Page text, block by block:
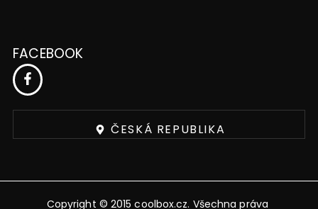
FACEBOOK
ČESKÁ REPUBLIKA
Copyright © 2015 coolbox.cz. Všechna práva